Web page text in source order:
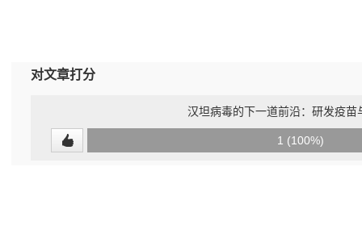
对文章打分
汉坦病毒的下一道前沿：研发疫苗
1 (100%)